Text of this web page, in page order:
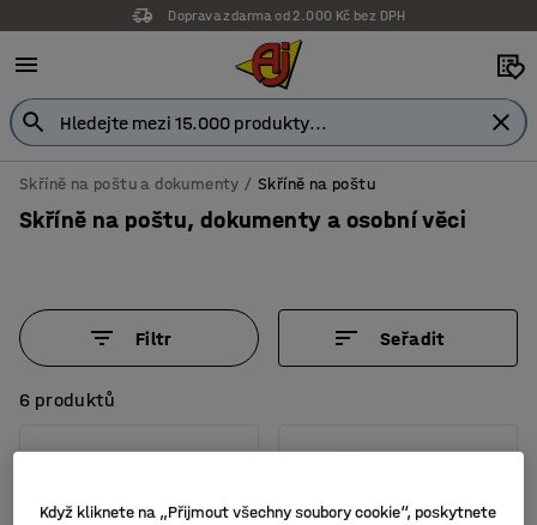
Doprava zdarma od 2.000 Kč bez DPH
Skříně na poštu a dokumenty Skříně na poštu
Skříně na poštu, dokumenty a osobní věci
Filtr Seřadit
6 produktů
Když kliknete na „Přijmout všechny soubory cookie“, poskytnete